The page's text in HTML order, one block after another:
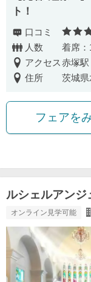
ト！
口コミ
人数
着席：
アクセス赤塚駅
住所
茨城県
フェアを
ルシェルアンジ
オンライン見学可能